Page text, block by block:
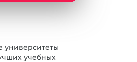
университеты
учебных